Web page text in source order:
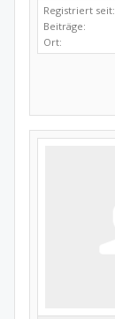
Registriert seit:
Beiträge:
Ort: